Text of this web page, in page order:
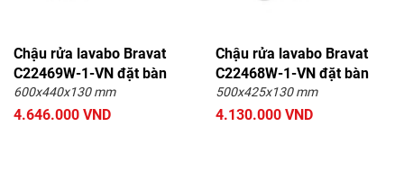
Chậu rửa lavabo Bravat
C22469W-1-VN đặt bàn
600x440x130 mm
4.646.000 VND
Chậu rửa lavabo Bravat
C22468W-1-VN đặt bàn
500x425x130 mm
4.130.000 VND